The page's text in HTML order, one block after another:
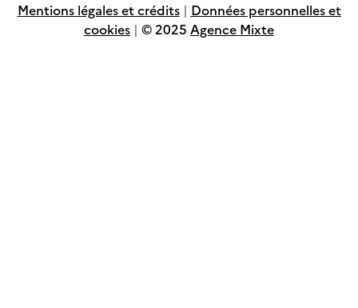
Mentions légales et crédits | Données personnelles et
cookies | © 2025 Agence Mixte